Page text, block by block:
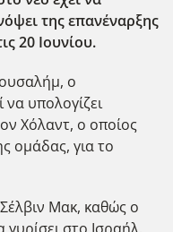
της επανέναρξης
20 Ιουνίου.
ο
υπολογίζει
Χόλαντ, ο οποίος
ομάδας, για το
Μακ, καθώς ο